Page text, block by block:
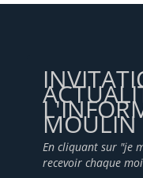
En cliquant sur "je
recevoir chaque